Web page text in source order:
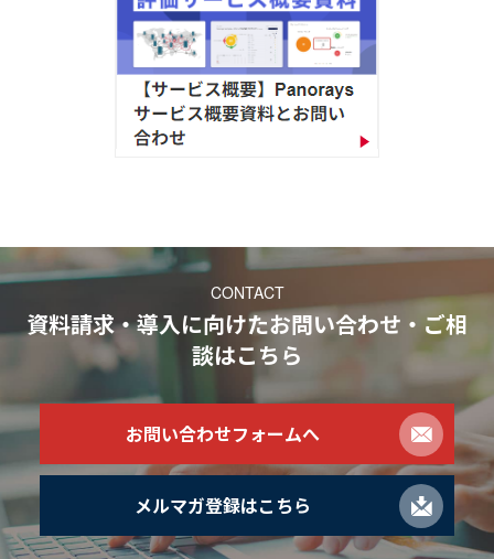
CONTACT
資料請求・導入に向けたお問い合わせ・ご相
談はこちら
お問い合わせフォームへ
メルマガ登録はこちら